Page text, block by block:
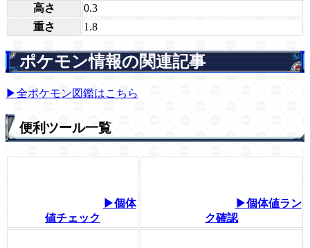
高さ
0.3
重さ
1.8
ポケモン情報の関連記事
▶全ポケモン図鑑はこちら
便利ツール一覧
▶個体
値チェック
▶個体値ラン
ク確認